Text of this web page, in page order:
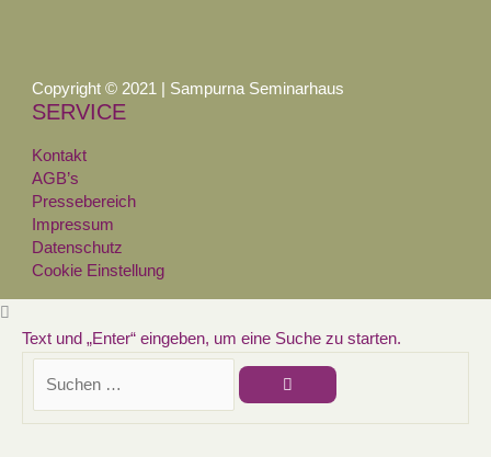
Copyright © 2021 | Sampurna Seminarhaus
SERVICE
Kontakt
AGB’s
Pressebereich
Impressum
Datenschutz
Cookie Einstellung
Text und „Enter“ eingeben, um eine Suche zu starten.